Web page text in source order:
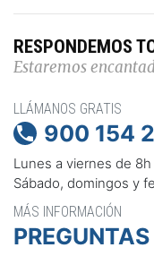
RESPONDEMOS
Estaremos
LLÁMANOS GRATIS
 900 154
Lunes a viernes de 8h
Sábado, domingos y
MÁS INFORMACIÓN